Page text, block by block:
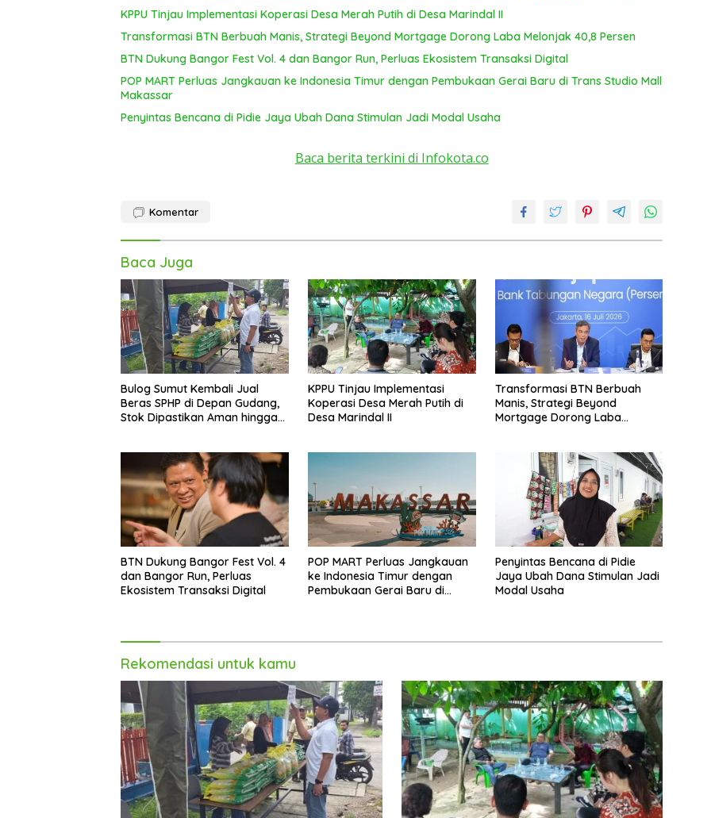
KPPU Tinjau Implementasi Koperasi Desa Merah Putih di Desa Marindal II
Transformasi BTN Berbuah Manis, Strategi Beyond Mortgage Dorong Laba Melonjak 40,8 Persen
BTN Dukung Bangor Fest Vol. 4 dan Bangor Run, Perluas Ekosistem Transaksi Digital
POP MART Perluas Jangkauan ke Indonesia Timur dengan Pembukaan Gerai Baru di Trans Studio Mall
Makassar
Penyintas Bencana di Pidie Jaya Ubah Dana Stimulan Jadi Modal Usaha
Baca berita terkini di Infokota.co
Komentar
Baca Juga
Bulog Sumut Kembali Jual
Beras SPHP di Depan Gudang,
Stok Dipastikan Aman hingga
KPPU Tinjau Implementasi
Koperasi Desa Merah Putih di
Desa Marindal II
Transformasi BTN Berbuah
Manis, Strategi Beyond
Mortgage Dorong Laba
BTN Dukung Bangor Fest Vol. 4
dan Bangor Run, Perluas
Ekosistem Transaksi Digital
POP MART Perluas Jangkauan
ke Indonesia Timur dengan
Pembukaan Gerai Baru di
Penyintas Bencana di Pidie
Jaya Ubah Dana Stimulan Jadi
Modal Usaha
Rekomendasi untuk kamu